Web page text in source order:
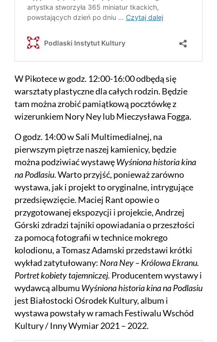
W Pikotece w godz. 12:00-16:00 odbędą się
warsztaty plastyczne dla całych rodzin. Będzie
tam można zrobić pamiątkową pocztówkę z
wizerunkiem Nory Ney lub Mieczysława Fogga.
O godz. 14:00 w Sali Multimedialnej, na
pierwszym piętrze naszej kamienicy, będzie
można podziwiać wystawęWyśniona historia kina
na Podlasiu. Warto przyjść, ponieważ zarówno
wystawa, jak i projekt to oryginalne, intrygujące
przedsięwzięcie. Maciej Rant opowie o
przygotowanej ekspozycji i projekcie, Andrzej
Górski zdradzi tajniki opowiadania o przeszłości
za pomocą fotografii w technice mokrego
kolodionu, a Tomasz Adamski przedstawi krótki
wykład zatytułowany: Nora Ney – Królowa Ekranu.
Portret kobiety tajemniczej. Producentem wystawy i
wydawcą albumu Wyśniona historia kina na Podlasiu
jest Białostocki Ośrodek Kultury, album i
wystawa powstały w ramach Festiwalu Wschód
Kultury / Inny Wymiar 2021 – 2022.